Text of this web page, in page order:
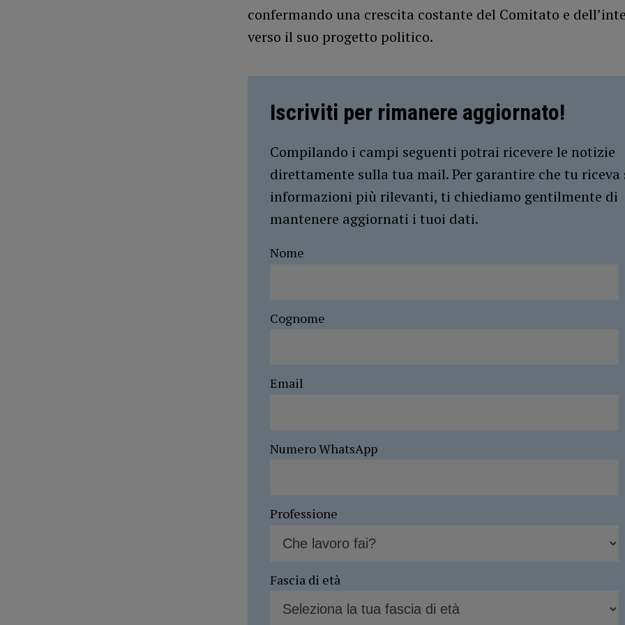
confermando una crescita costante del Comitato e
verso il suo progetto politico.
Iscriviti per rimanere aggiornato!
Compilando i campi seguenti potrai ricevere le notizie
direttamente sulla tua mail. Per garantire che tu riceva
informazioni più rilevanti, ti chiediamo gentilmente di
mantenere aggiornati i tuoi dati.
Nome
Cognome
Email
Numero WhatsApp
Professione
Fascia di età